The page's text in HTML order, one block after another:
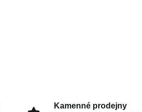
Kamenné prodejny